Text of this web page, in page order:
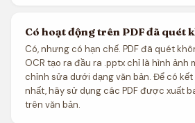
Có hoạt động trên PDF đã quét
Có, nhưng có hạn chế. PDF đã quét
OCR tạo ra đầu ra .pptx chỉ là hình ảnh
chỉnh sửa dưới dạng văn bản. Để có
nhất, hãy sử dụng các PDF được xuất
trên văn bản.